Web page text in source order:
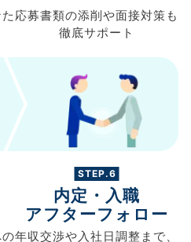
応募書類の添削や面接対策も
徹底サポート
STEP.6
内定・入職
アフターフォロー
年収交渉や入社日調整まで、